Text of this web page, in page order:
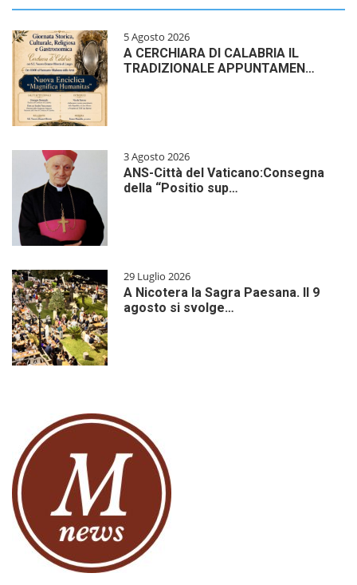
5 Agosto 2026
A CERCHIARA DI CALABRIA IL
TRADIZIONALE APPUNTAMEN…
3 Agosto 2026
ANS-Città del Vaticano:Consegna
della “Positio sup…
29 Luglio 2026
A Nicotera la Sagra Paesana. Il 9
agosto si svolge…